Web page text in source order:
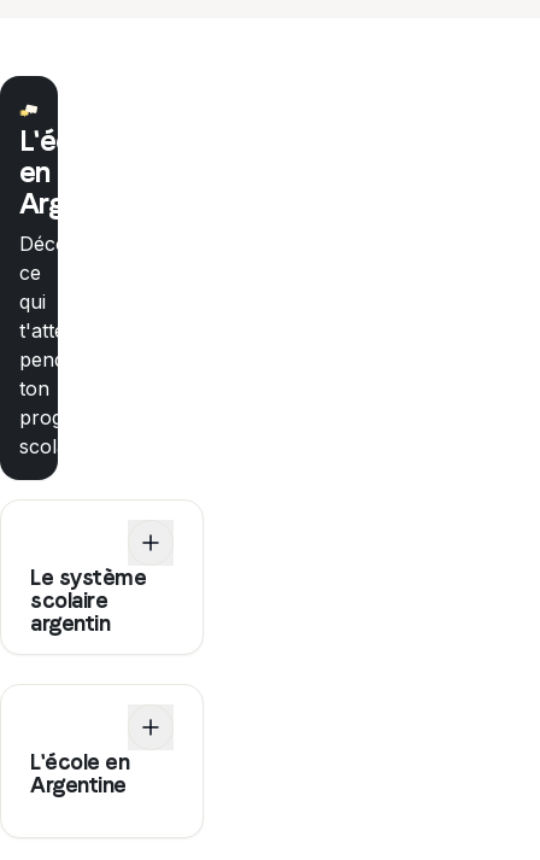
L'école
en
Argentine
Découvre
ce
qui
t'attend
pendant
ton
programme
scolaire
Le système
scolaire
argentin
L'école en
Argentine